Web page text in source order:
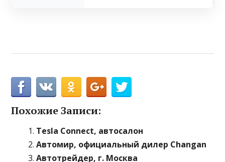
Похожие Записи:
Tesla Connect, автосалон
Автомир, официальный дилер Changan
Автотрейдер, г. Москва